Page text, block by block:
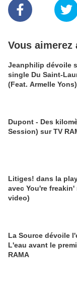
Vous aimerez
Jeanphilip dévoile
single Du Saint-
(Feat. Armelle Yons)
Dupont - Des
Session) sur TV
Litiges! dans la
avec You're
video)
La Source dévoile
L'eau avant le
RAMA